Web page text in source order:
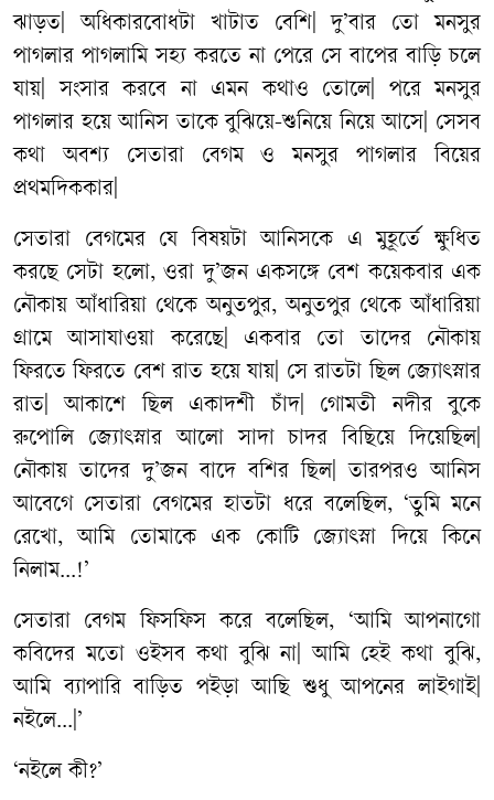
ঝাড়ত |অধিকারবোধটা খাটাত বেশি|দু’বার তো
মনসুর
পাগলার পাগলামি সহ্য করতে না পেরে সে বাপের বাড়ি চলে
যায়|সংসার করবে না এমন কথাও তোলে| পরে মনসুর
পাগলার হয়ে আনিস তাকে বুঝিয়ে-শুনিয়ে নিয়ে আসে সেসব
কথা
অবশ্য সেতারা বেগম ও মনসুর পাগলার
বিয়ের
প্রথমদিককার
সেতারা বেগমের যে বিষয়টা আনিসকে এ মুহূর্তে
ক্ষুধিত
করছে সেটা হলো,ওরা দু’জন একসঙ্গে বেশ কয়েকবার এক
নৌকায় আঁধারিয়া থেকে অনুতপুর,অনুতপুর থেকে আঁধারিয়া
গ্রামে
আসাযাওয়া করেছে| একবার তো তাদের
নৌকায়
ফিরতে ফিরতে বেশ রাত হয়ে যায়| সে রাতটা ছিল জ্যোৎস্নার
রাত |আকাশে ছিল একাদশী চাঁদ| গোমতী নদীর
বুকে
রুপোলি
জ্যোৎস্নার আলো সাদা চাদর বিছিয়ে দিয়েছিল|
নৌকায় তাদের দু’জন বাদে বশির ছিল|তারপরও আনিস
আবেগে সেতারা বেগমের হাতটা ধরে বলেছিল, ‘তুমি মনে
রেখো,আমি তোমাকে এক কোটি জ্যোৎস্না দিয়ে
কিনে
নিলাম...!’
সেতারা বেগম ফিসফিস করে বলেছিল, ‘আমি আপনাগো
কবিদের মতো ওইসব কথা বুঝি না |আমি হেই কথা বুঝি,
আমি ব্যাপারি বাড়িত পইড়া আছি শুধু আপনের লাইগাই|
নইলে...|’
‘নইলে কী?’